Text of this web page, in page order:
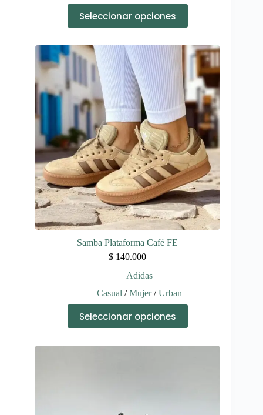
Seleccionar opciones
producto
tiene
variantes.
Las
opciones
se
pueden
elegir
la
página
de
producto
Samba Plataforma Café FE
$ 140.000
Adidas
Casual /Mujer/Urban
Seleccionar opciones
producto
tiene